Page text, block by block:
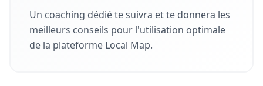
Un coaching dédié te suivra et te donnera les
meilleurs conseils pour l'utilisation optimale
de la plateforme Local Map.